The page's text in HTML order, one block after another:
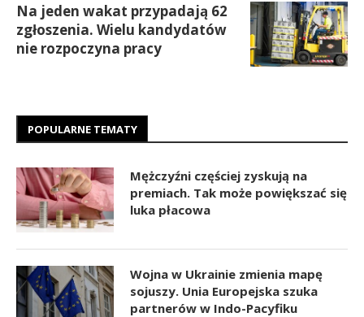
Na jeden wakat przypadają 62
zgłoszenia. Wielu kandydatów
nie rozpoczyna pracy
POPULARNE TEMATY
Mężczyźni częściej zyskują na
premiach. Tak może powiększać się
luka płacowa
Wojna w Ukrainie zmienia mapę
sojuszy. Unia Europejska szuka
partnerów w Indo-Pacyfiku